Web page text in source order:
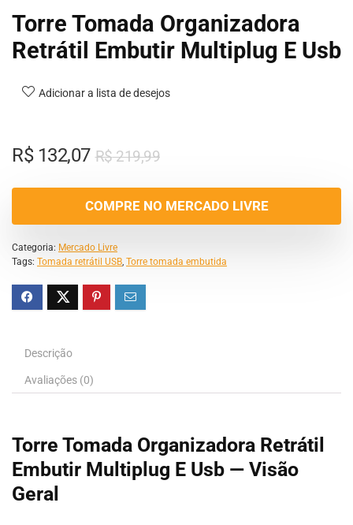
Torre Tomada Organizadora
Retrátil Embutir Multiplug E Usb
Adicionar a lista de desejos
R$219,99
R$132,07
COMPRE NO MERCADO LIVRE
Categoria: Mercado Livre
Tags: Tomada retrátil USB, Torre tomada embutida
Descrição
Avaliações (0)
Torre Tomada Organizadora Retrátil
Embutir Multiplug E Usb — Visão
Geral